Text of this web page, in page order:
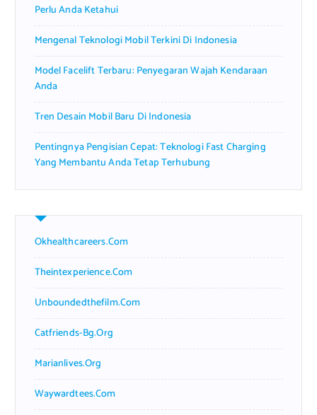
Perlu Anda Ketahui
Mengenal Teknologi Mobil Terkini Di Indonesia
Model Facelift Terbaru: Penyegaran Wajah Kendaraan
Anda
Tren Desain Mobil Baru Di Indonesia
Pentingnya Pengisian Cepat: Teknologi Fast Charging
Yang Membantu Anda Tetap Terhubung
Okhealthcareers.com
Theintexperience.com
Unboundedthefilm.com
Catfriends-Bg.org
Marianlives.org
Waywardtees.com